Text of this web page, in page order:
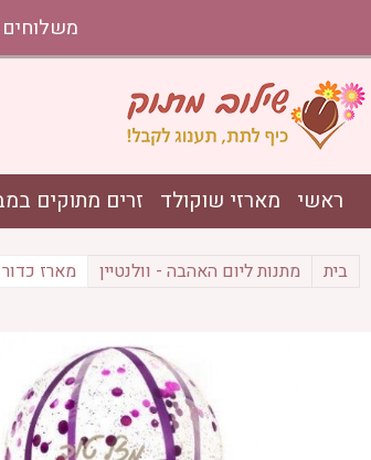
משלוחים מהיום
ראשי מארזי שוקולד זרים מתוקים
בית מתנות ליום האהבה - וולנטיין מארז